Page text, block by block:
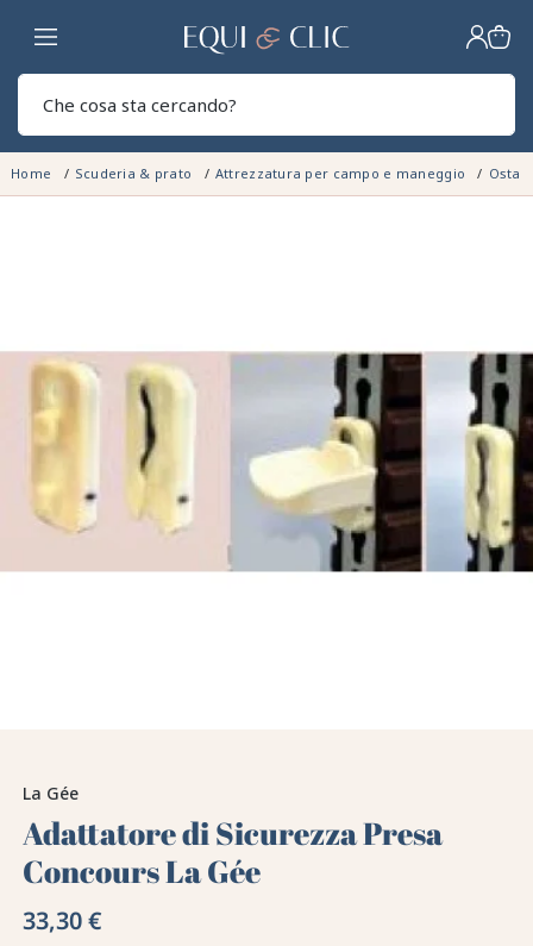
Casa
Home Scuderia & prato Attrezzatura per campo e maneggio
La Gée
Adattatore di Sicurezza Presa
Concours La Gée
33,30 €